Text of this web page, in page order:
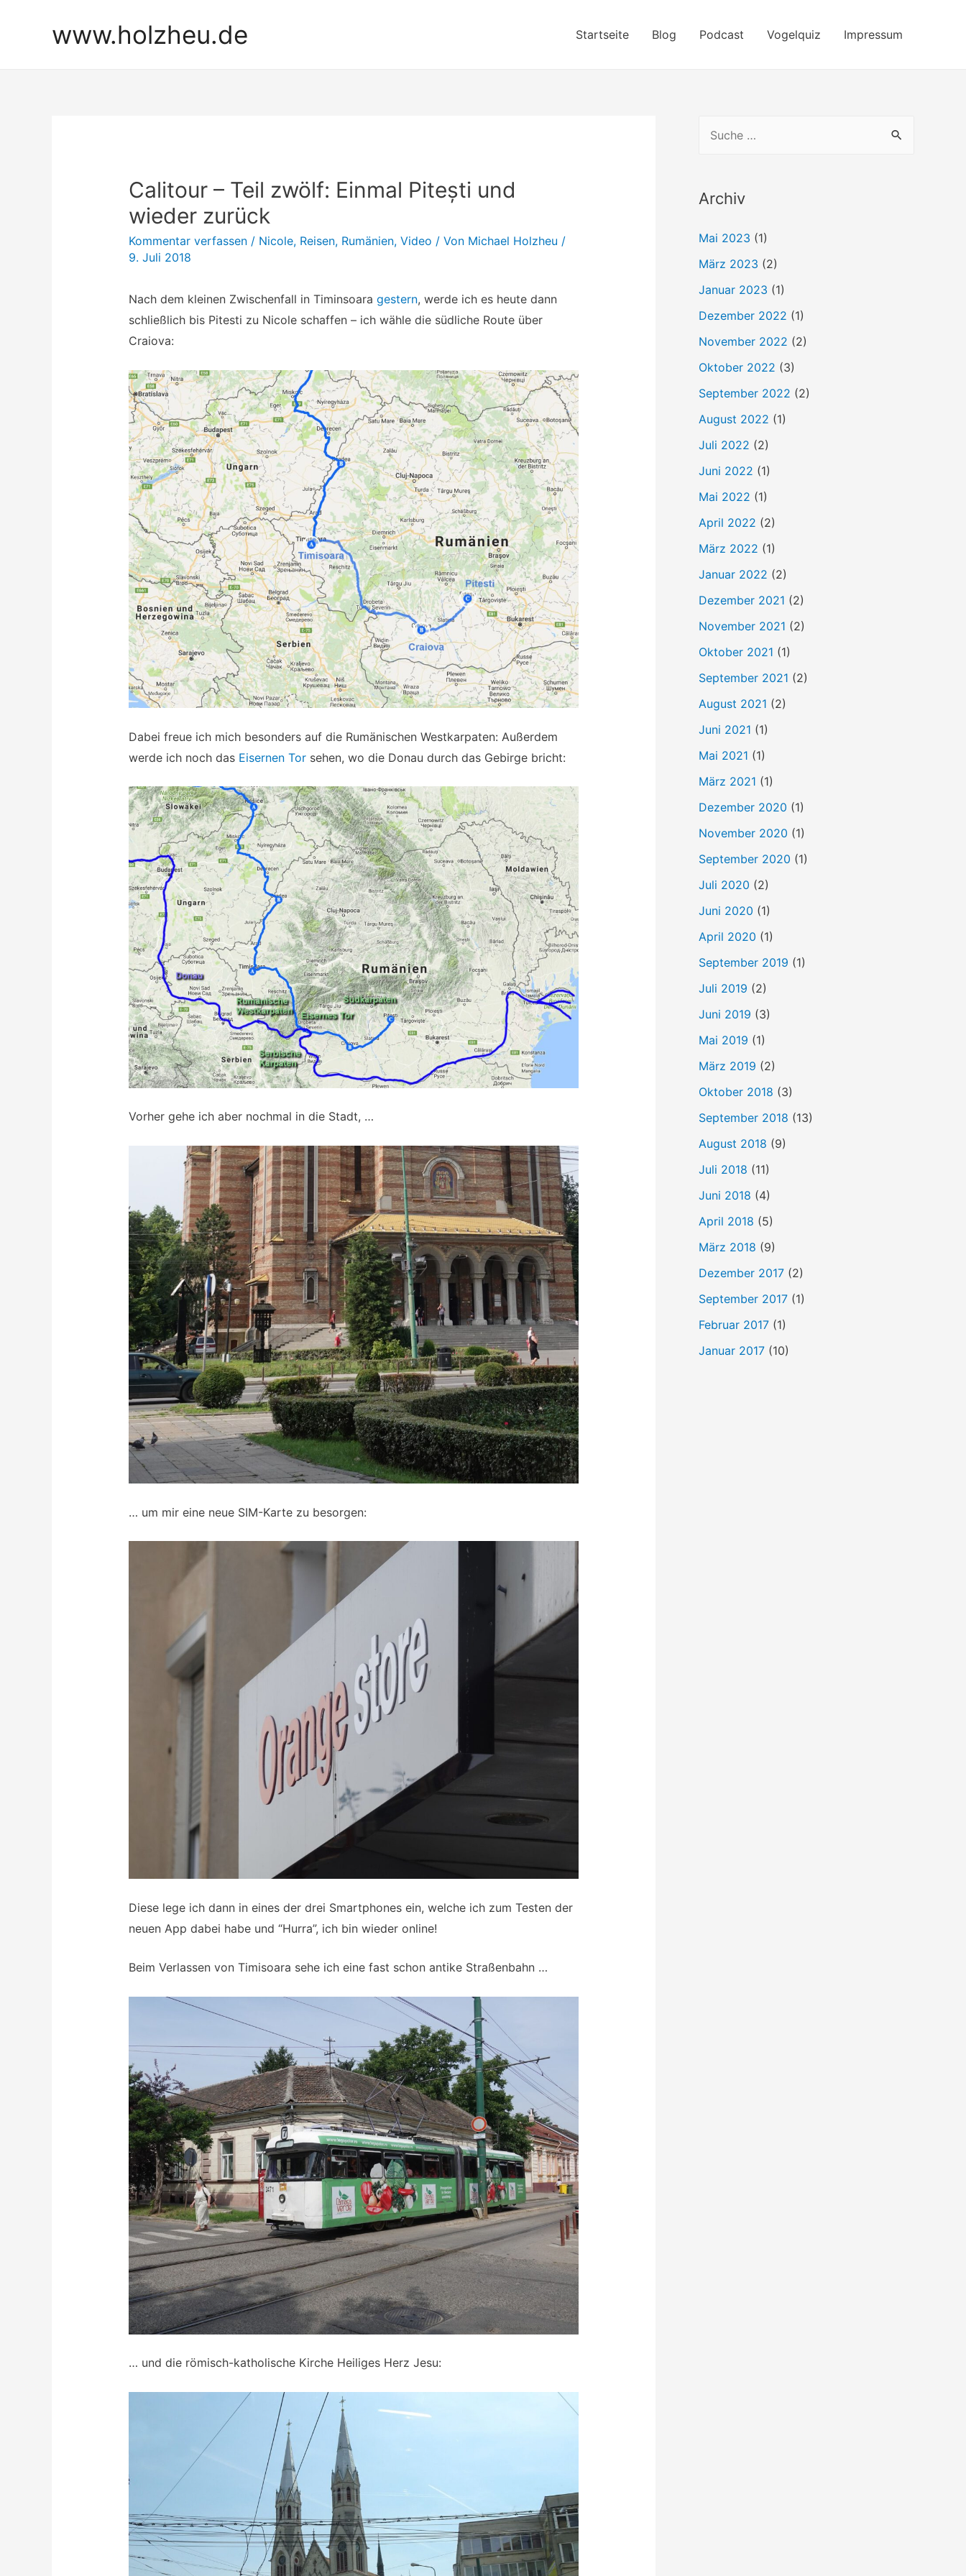
www.holzheu.de Startseite Blog Podcast Vogelquiz Impressum
Calitour – Teil zwölf: Einmal Pitești und
wieder zurück
Kommentar verfassen / Nicole, Reisen, Rumänien, Video / Von Michael Holzheu /
9. Juli 2018
Nach dem kleinen Zwischenfall in Timinsoara gestern, werde ich es heute dann
schließlich bis Pitesti zu Nicole schaffen – ich wähle die südliche Route über
Craiova:
Dabei freue ich mich besonders auf die Rumänischen Westkarpaten: Außerdem
werde ich noch das Eisernen Torsehen, wo die Donau durch das Gebirge bricht:
Vorher gehe ich aber nochmal in die Stadt, …
… um mir eine neue SIM-Karte zu besorgen:
Diese lege ich dann in eines der drei Smartphones ein, welche ich zum Testen der
neuen App dabei habe und “Hurra”, ich bin wieder online!
Beim Verlassen von Timisoara sehe ich eine fast schon antike Straßenbahn …
… und die römisch-katholische Kirche Heiliges Herz Jesu:
h
n
n
a
c
h
Archiv
Mai 2023 (1)
März 2023 (2)
Januar 2023 (1)
Dezember 2022 (1)
November 2022 (2)
Oktober 2022 (3)
September 2022 (2)
August 2022 (1)
Juli 2022 (2)
Juni 2022 (1)
Mai 2022 (1)
April 2022 (2)
März 2022 (1)
Januar 2022 (2)
Dezember 2021 (2)
November 2021 (2)
Oktober 2021 (1)
September 2021 (2)
August 2021 (2)
Juni 2021 (1)
Mai 2021 (1)
März 2021 (1)
Dezember 2020 (1)
November 2020 (1)
September 2020 (1)
Juli 2020 (2)
Juni 2020 (1)
April 2020 (1)
September 2019 (1)
Juli 2019 (2)
Juni 2019 (3)
Mai 2019 (1)
März 2019 (2)
Oktober 2018 (3)
September 2018 (13)
August 2018 (9)
Juli 2018 (11)
Juni 2018 (4)
April 2018 (5)
März 2018 (9)
Dezember 2017 (2)
September 2017 (1)
Februar 2017 (1)
Januar 2017 (10)